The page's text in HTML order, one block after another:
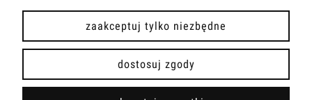
pokaż pełną wersję strony
Sklep internetowy Shoper Premium
zaakceptuj tylko niezbędne
dostosuj zgody